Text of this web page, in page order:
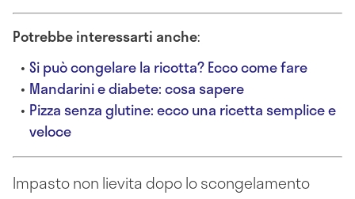
Potrebbe interessarti anche:
Si può congelare la ricotta? Ecco come fare
Mandarini e diabete: cosa sapere
Pizza senza glutine: ecco una ricetta semplice e
veloce
Impasto non lievita dopo lo scongelamento